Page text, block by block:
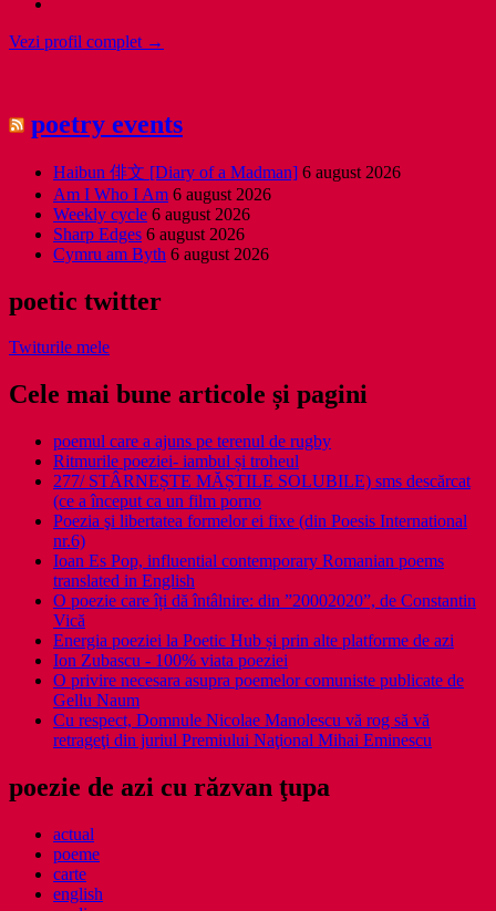
Vezi profil complet →
poetry events
Haibun 俳文 [Diary of a Madman] 6 august 2026
Am I Who I Am 6 august 2026
Weekly cycle 6 august 2026
Sharp Edges 6 august 2026
Cymru am Byth 6 august 2026
poetic twitter
Twiturile mele
Cele mai bune articole și pagini
poemul care a ajuns pe terenul de rugby
Ritmurile poeziei- iambul și troheul
277/ STÂRNEȘTE MĂȘTILE SOLUBILE) sms descărcat
(ce a început ca un film porno
Poezia şi libertatea formelor ei fixe (din Poesis International
nr.6)
Ioan Es Pop, influential contemporary Romanian poems
translated in English
O poezie care îți dă întâlnire: din ”20002020”, de Constantin
Vică
Energia poeziei la Poetic Hub și prin alte platforme de azi
Ion Zubascu - 100% viata poeziei
O privire necesara asupra poemelor comuniste publicate de
Gellu Naum
Cu respect, Domnule Nicolae Manolescu vă rog să vă
retrageţi din juriul Premiului Naţional Mihai Eminescu
poezie de azi cu răzvan ţupa
actual
poeme
carte
english